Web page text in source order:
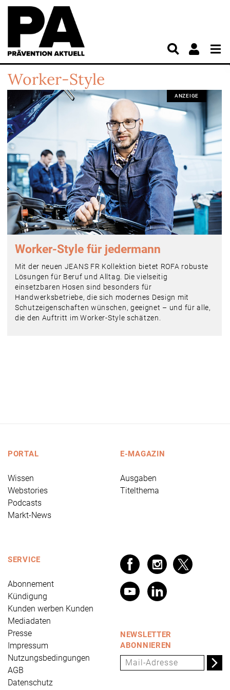
Worker-Style
ANZEIGE
Worker-Style für jedermann
Mit der neuen JEANS FR Kollektion bietet ROFA robuste
Lösungen für Beruf und Alltag. Die vielseitig
einsetzbaren Hosen sind besonders für
Handwerksbetriebe, die sich modernes Design mit
Schutzeigenschaften wünschen, geeignet – und für alle,
die den Auftritt im Worker-Style schätzen.
PORTAL
Wissen
Webstories
Podcasts
Markt-News
E-MAGAZIN
Ausgaben
Titelthema
SERVICE
Abonnement
Kündigung
Kunden werben Kunden
Mediadaten
Presse
Impressum
Nutzungsbedingungen
AGB
Datenschutz
NEWSLETTER
ABONNIEREN